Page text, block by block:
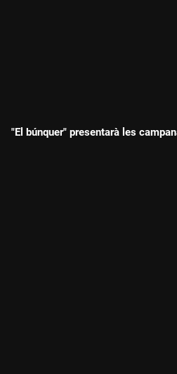
"El búnquer" presentarà les